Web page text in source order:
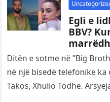
Egli e
BBV?
kane…
Ditën e sotme në ’’Big
në një bisedë telefonike
Takos, Xhulio Todhe.